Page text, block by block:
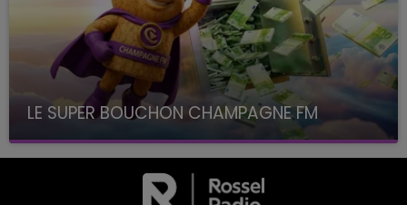
LE SUPER BOUCHON CHAMPAGNE FM
avec La Famille Champagne FM, à 8H10